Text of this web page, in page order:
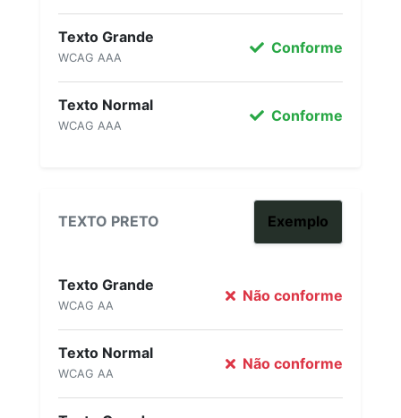
Texto Grande
WCAG AAA
Conforme
Texto Normal
WCAG AAA
Conforme
TEXTO PRETO Exemplo
Texto Grande
WCAG AA
Não conforme
Texto Normal
WCAG AA
Não conforme